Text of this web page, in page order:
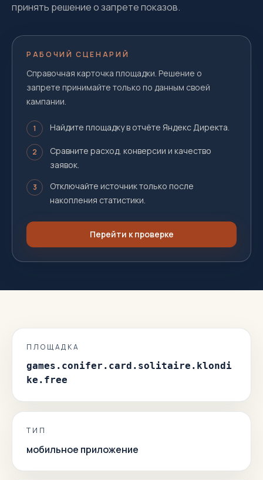
принять решение о запрете показов.
РАБОЧИЙ СЦЕНАРИЙ
Справочная карточка площадки. Решение о
запрете принимайте только по данным своей
кампании.
1 Найдите площадку в отчёте Яндекс Директа.
2
Сравните расход, конверсии и качество
заявок.
3
Отключайте источник только после
накопления статистики.
Перейти к проверке
ПЛОЩАДКА
games.conifer.card.solitaire.klondi
ke.free
ТИП
мобильное приложение